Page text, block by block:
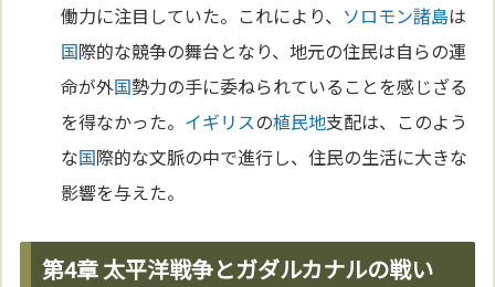
働力に注目していた。これにより、 ソロモン諸島は
国際的な競争の舞台となり、地元の住民は自らの運
命が外国勢力の手に委ねられていることを感じざる
を得なかった。 イギリスの植民地支配は、このよう
な国際的な文脈の中で進行し、住民の生活に大きな
影響を与えた。
第4章 太平洋戦争とガダルカナルの戦い